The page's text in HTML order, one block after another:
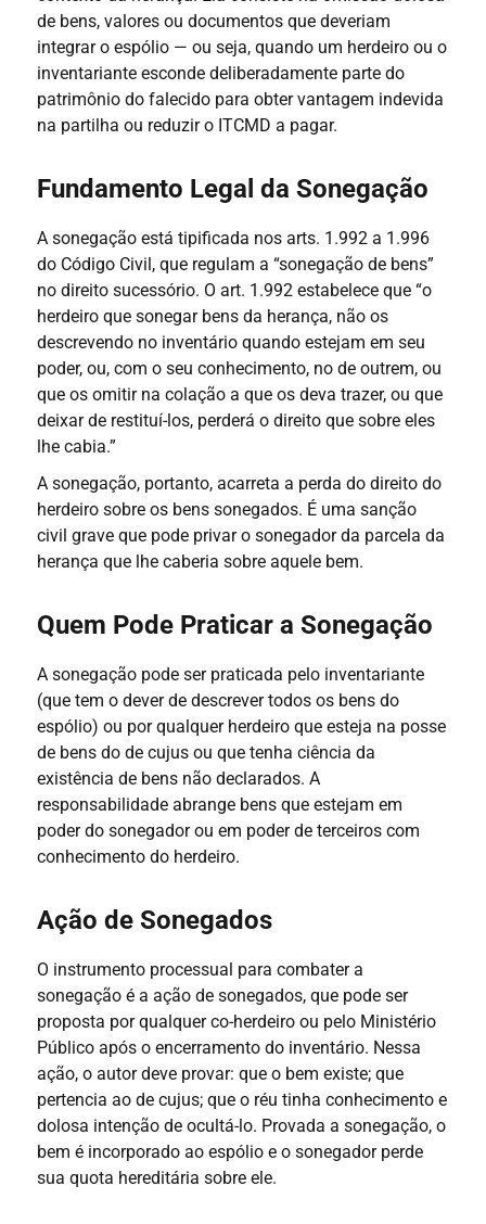
de bens, valores ou documentos que deveriam
integrar o espólio — ou seja, quando um herdeiro ou o
inventariante esconde deliberadamente parte do
patrimônio do falecido para obter vantagem indevida
na partilha ou reduzir o ITCMD a pagar.
Fundamento Legal da Sonegação
A sonegação está tipificada nos arts. 1.992 a 1.996
do Código Civil, que regulam a “sonegação de bens”
no direito sucessório. O art. 1.992 estabelece que “o
herdeiro que sonegar bens da herança, não os
descrevendo no inventário quando estejam em seu
poder, ou, com o seu conhecimento, no de outrem, ou
que os omitir na colação a que os deva trazer, ou que
deixar de restituí-los, perderá o direito que sobre eles
lhe cabia.”
A sonegação, portanto, acarreta a perda do direito do
herdeiro sobre os bens sonegados. É uma sanção
civil grave que pode privar o sonegador da parcela da
herança que lhe caberia sobre aquele bem.
Quem Pode Praticar a Sonegação
A sonegação pode ser praticada pelo inventariante
(que tem o dever de descrever todos os bens do
espólio) ou por qualquer herdeiro que esteja na posse
de bens do de cujus ou que tenha ciência da
existência de bens não declarados. A
responsabilidade abrange bens que estejam em
poder do sonegador ou em poder de terceiros com
conhecimento do herdeiro.
Ação de Sonegados
O instrumento processual para combater a
sonegação é a ação de sonegados, que pode ser
proposta por qualquer co-herdeiro ou pelo Ministério
Público após o encerramento do inventário. Nessa
ação, o autor deve provar: que o bem existe; que
pertencia ao de cujus; que o réu tinha conhecimento e
dolosa intenção de ocultá-lo. Provada a sonegação, o
bem é incorporado ao espólio e o sonegador perde
sua quota hereditária sobre ele.